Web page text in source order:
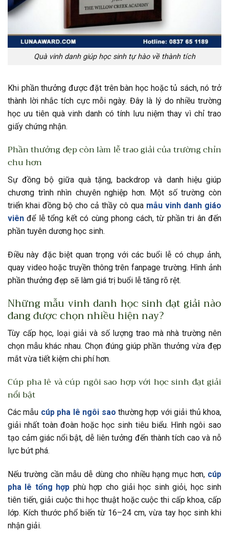
Quà vinh danh giúp học sinh tự hào về thành tích
Khi phần thưởng được đặt trên bàn học hoặc tủ sách, nó trở
thành lời nhắc tích cực mỗi ngày. Đây là lý do nhiều trường
học ưu tiên quà vinh danh có tính lưu niệm thay vì chỉ trao
giấy chứng nhận.
Phần thưởng đẹp còn làm lễ trao giải của trường chỉn
chu hơn
Sự đồng bộ giữa quà tặng, backdrop và danh hiệu giúp
chương trình nhìn chuyên nghiệp hơn. Một số trường còn
triển khai đồng bộ cho cả thầy cô qua mẫu vinh danh giáo
viên để lễ tổng kết có cùng phong cách, từ phần tri ân đến
phần tuyên dương học sinh.
Điều này đặc biệt quan trọng với các buổi lễ có chụp ảnh,
quay video hoặc truyền thông trên fanpage trường. Hình ảnh
phần thưởng đẹp sẽ làm giá trị buổi lễ tăng rõ rệt.
Những mẫu vinh danh học sinh đạt giải nào
đang được chọn nhiều hiện nay?
Tùy cấp học, loại giải và số lượng trao mà nhà trường nên
chọn mẫu khác nhau. Chọn đúng giúp phần thưởng vừa đẹp
mắt vừa tiết kiệm chi phí hơn.
Cúp pha lê và cúp ngôi sao hợp với học sinh đạt giải
nổi bật
Các mẫu cúp pha lê ngôi sao thường hợp với giải thủ khoa,
giải nhất toàn đoàn hoặc học sinh tiêu biểu. Hình ngôi sao
tạo cảm giác nổi bật, dễ liên tưởng đến thành tích cao và nỗ
lực bứt phá.
Nếu trường cần mẫu dễ dùng cho nhiều hạng mục hơn, cúp
pha lê tổng hợp phù hợp cho giải học sinh giỏi, học sinh
tiên tiến, giải cuộc thi học thuật hoặc cuộc thi cấp khoa, cấp
lớp. Kích thước phổ biến từ 16–24 cm, vừa tay học sinh khi
nhận giải.